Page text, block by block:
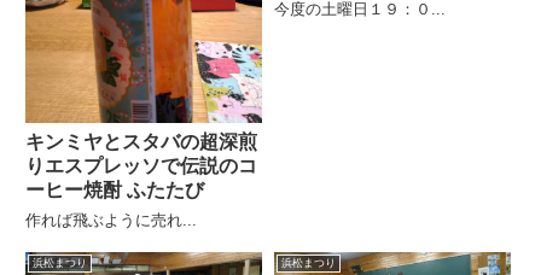
キンミヤとスタバの超深煎
りエスプレッソで伝説のコ
ーヒー焼酎 ふたたび
作れば飛ぶように売れ...
今度の土曜日１９：０...
浜松まつり 浜松まつり